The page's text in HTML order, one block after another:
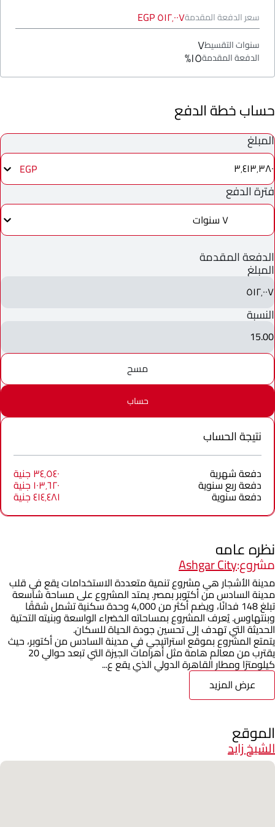
سعر الدفعة المقدمة٥١٢٬٠٠٧ EGP
سنوات التقسيط٧
الدفعة المقدمة١٥%
حساب خطة الدفع
المبلغ
٣٬٤١٣٬٣٨٠ EGP
فترة الدفع
٧ سنوات
الدفعة المقدمة
المبلغ
٥١٢٬٠٠٧
النسبة
15.00
مسح
حساب
نتيجة الحساب
دفعة شهرية ٣٤٬٥٤٠ جنية
دفعة ربع سنوية ١٠٣٬٦٢٠ جنية
دفعة سنوية ٤١٤٬٤٨١ جنية
نظره عامه
مشروع:Ashgar City
مدينة الأشجار هي مشروع تنمية متعددة الاستخدامات يقع في قلب
مدينة السادس من أكتوبر بمصر. يمتد المشروع على مساحة شاسعة
تبلغ 148 فدانًا، ويضم أكثر من 4,000 وحدة سكنية تشمل شققًا
وبنتهاوس. يُعرف المشروع بمساحاته الخضراء الواسعة وبنيته التحتية
الحديثة التي تهدف إلى تحسين جودة الحياة للسكان.
يتمتع المشروع بموقع استراتيجي في مدينة السادس من أكتوبر، حيث
يقترب من معالم هامة مثل أهرامات الجيزة التي تبعد حوالي 20
كيلومترًا ومطار القاهرة الدولي الذي يقع ع...
عرض المزيد
الموقع
الشيخ زايد